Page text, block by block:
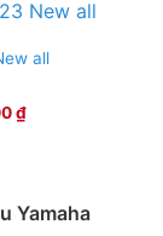
all
₫
Yamaha